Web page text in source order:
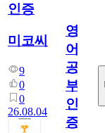
인증
미코씨
9
0
0
26.08.04
영
어
공
부
인
증